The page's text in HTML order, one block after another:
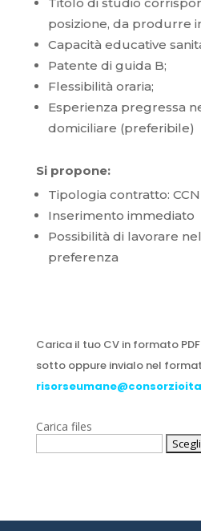
posizione, da produrre
Capacità educative
Patente di guida B;
Flessibilità oraria;
Esperienza pregressa
domiciliare (preferibile)
Si propone:
Tipologia contratto:
Inserimento immediato
Possibilità di lavorare
preferenza
Carica il tuo CV in formato
sotto oppure invialo nel
Carica files